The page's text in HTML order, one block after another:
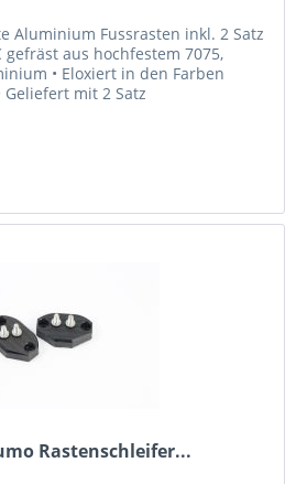
Aluminium Fussrasten inkl. 2 Satz
gefräst aus hochfestem 7075,
• Eloxiert in den Farben
Geliefert mit 2 Satz
Rastenschleifer...